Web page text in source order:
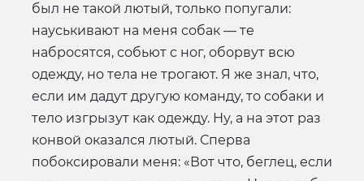
был не такой лютый, только попугали:
науськивают на меня собак — те
набросятся, собьют с ног, оборвут всю
одежду, но тела не трогают. Я же знал, что,
если им дадут другую команду, то собаки и
тело изгрызут как одежду. Ну, а на этот раз
конвой оказался лютый. Сперва
побоксировали меня: «Вот что, беглец, если